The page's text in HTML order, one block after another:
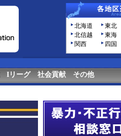
北海道 東北
北信越
東海
関西
四国
Iリーグ 社会貢献 その他